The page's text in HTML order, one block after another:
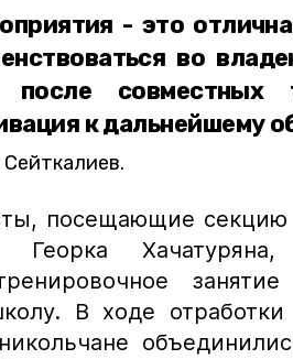
- это
во
после совместных
к дальнейшему
посещающие секцию
Георка
В ходе